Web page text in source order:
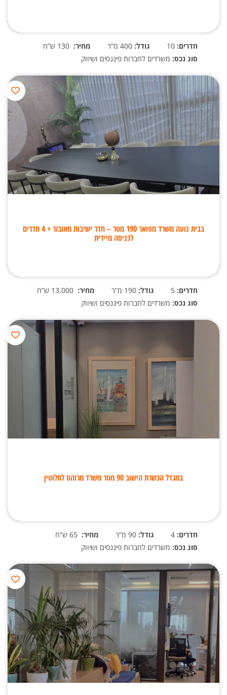
חדרים: גודל: מחיר:
סוג נכס: משרדים לחברות פיננסים ושיווק
בבית נועה משרד מפואר 190 מטר – חדר ישיבות מאובזר + 4 חדרים
לכניסה מיידית
חדרים: גודל: מחיר:
סוג נכס: משרדים לחברות פיננסים ושיווק
במגדל הכשרת הישוב 90 מטר משרד מרוהט לחלוטין
חדרים: גודל: מחיר:
סוג נכס: משרדים לחברות פיננסים ושיווק